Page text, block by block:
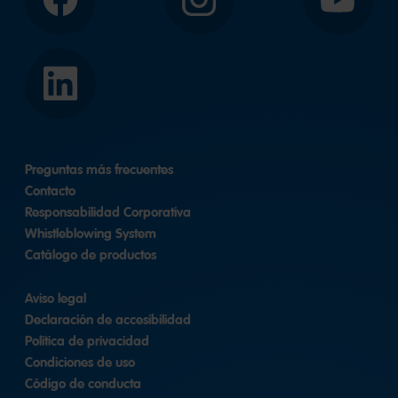
Facebook Instagram YouTube
LinkedIn
Preguntas más frecuentes
Contacto
Responsabilidad Corporativa
Whistleblowing System
Catálogo de productos
Aviso legal
Declaración de accesibilidad
Política de privacidad
Condiciones de uso
Código de conducta